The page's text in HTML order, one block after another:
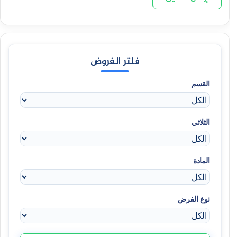
فلتر الفروض
القسم
الثلاثي
المادة
نوع الفرض